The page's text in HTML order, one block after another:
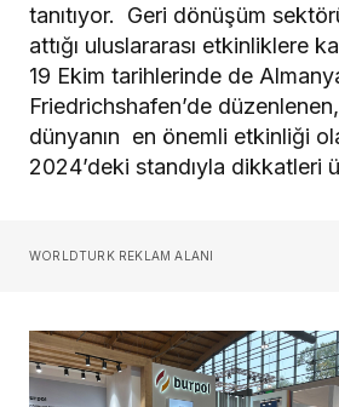
tanıtıyor. Geri dönüşüm
attığı uluslararası etkinliklere
19 Ekim tarihlerinde de
Friedrichshafen’de
dünyanın en önemli etkinliği
2024’deki standıyla dikkatleri
WORLDTURK REKLAM ALANI